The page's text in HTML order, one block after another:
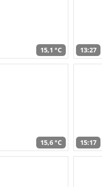
15,1 °C 13:27
15,6 °C 15:17